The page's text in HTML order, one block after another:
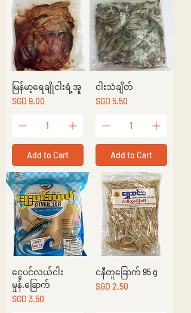
မြန်မာ့ရေချိုငါးရံ့အူ
Price
SGD 9.00
Add to Cart
ငါးသံချိတ်
Price
SGD 5.50
Add to Cart
ငွေပင်လယ်ငါး
မှုန်.ခြောက်
Price
SGD 3.50
ငနီတူခြောက် 95 g
Price
SGD 2.50